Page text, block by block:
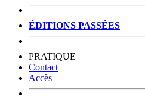
ÉDITIONS PASSÉES
PRATIQUE
Contact
Accès